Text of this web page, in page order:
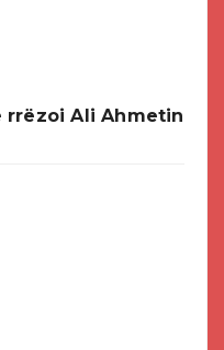
rrëzoi Ali Ahmetin